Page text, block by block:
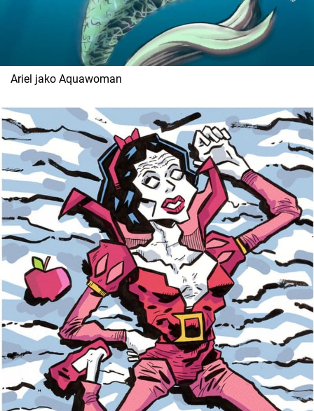
Ariel jako Aquawoman